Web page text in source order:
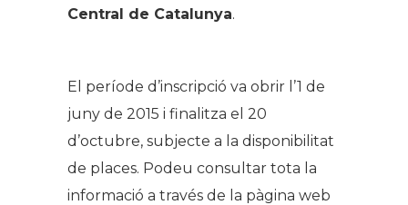
Central de Catalunya.
El període d’inscripció va obrir l’1 de
juny de 2015 i finalitza el 20
d’octubre, subjecte a la disponibilitat
de places. Podeu consultar tota la
informació a través de la pàgina web